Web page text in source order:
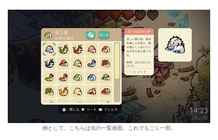
例として、こちらは虫の一覧画面。これでもごく一部。